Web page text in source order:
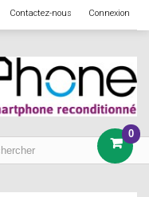
Connexion
Contactez-nous
0